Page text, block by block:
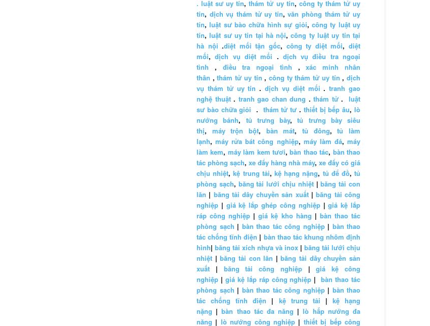
. luật sư uy tín,thám tử uy tín, công ty thám tử uy
tín, dịch vụ thám tử uy tín,văn phòng thám tử uy
tín,luật sư bào chữa hình sự giỏi, công ty luật uy
tín,luật sư uy tín tại hà nội,công ty luật uy tín tại
hà nội.diệt mối tận gốc, công ty diệt mối,diệt
mối,dịch vụ diệt mối . dịch vụ điều tra ngoại
tình , điều tra ngoại tình ,xác minh nhân
thân ,thám tử uy tín ,công ty thám tử uy tín ,dịch
vụ thám tử uy tín .dịch vụ diệt mối .tranh gao
nghệ thuật. tranh gao chan dung . thám tử. luật
sư bào chữa giỏi . thám tử tư . thiết bị bếp âu,lò
nướng bánh, tủ trưng bày,tủ trưng bày siêu
thị, máy trộn bột, bàn mát,tủ đông,tủ làm
lạnh,máy rửa bát công nghiệp, máy làm đá,máy
làm kem, máy làm kem tươi,bàn thao tác, bàn thao
tác phòng sạch, xe đẩy hàng nhà máy, xe đẩy có giá
chịu nhiệt,kệ trung tải, kệ hạng nặng, tủ để đồ,tủ
phòng sạch, băng tải lưới chịu nhiệt|băng tải con
lăn | băng tải dây chuyền sản xuất|băng tải công
nghiệp | giá kệ lắp ghép công nghiệp|giá kệ lắp
ráp công nghiệp |giá kệ kho hàng | bàn thao tác
phòng sạch | bàn thao tác công nghiệp| bàn thao
tác chống tĩnh điện | bàn thao tác khung nhôm định
hình| băng tải xích nhựa và inox | băng tải lưới chịu
nhiệt |băng tải con lăn |băng tải dây chuyền sản
xuất | băng tải công nghiệp|giá kệ công
nghiệp | giá kệ lắp ráp công nghiệp |bàn thao tác
phòng sạch | bàn thao tác công nghiệp| bàn thao
tác chống tĩnh điện | kệ trung tải | kệ hạng
nặng |bàn thao tác đa năng |lò hấp nướng đa
năng | lò nướng công nghiệp | thiết bị bếp công